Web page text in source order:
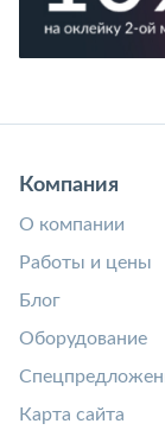
Компания
О компании
Работы и цены
Блог
Оборудование
Карта сайта